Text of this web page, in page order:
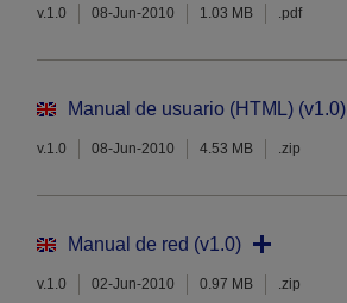
v.1.0 08-Jun-2010 1.03 MB .pdf
Manual de usuario (HTML) (v1.0)
v.1.0 08-Jun-2010 4.53 MB .zip
Manual de red (v1.0)
v.1.0 02-Jun-2010 0.97 MB .zip